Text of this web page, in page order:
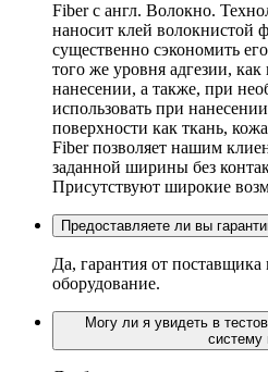
Fiber c англ. Волокно.
наносит клей волокнистой
существенно сэкономить
того же уровня адгезии,
нанесении, а также, при
использовать при
поверхности как ткань,
Fiber позволяет нашим
заданной ширины без
Присутствуют широкие
Предоставляете ли вы
Да, гарантия от
оборудование.
Могу ли я увидеть в
систему